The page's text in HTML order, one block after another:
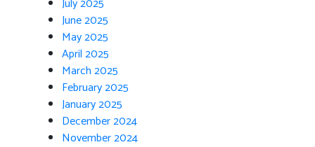
July 2025
June 2025
May 2025
April 2025
March 2025
February 2025
January 2025
December 2024
November 2024